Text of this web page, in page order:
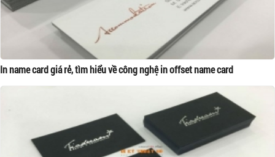
In name card giá rẻ, tìm hiểu về công nghệ in offset name card